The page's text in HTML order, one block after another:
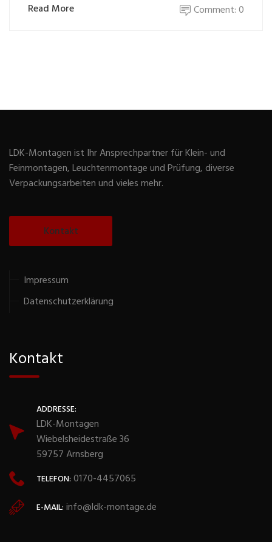
Read More Comment: 0
LDK-Montagen ist Ihr Ansprechpartner für Klein- und
Feinmontagen, Leuchtenmontage und Prüfung, diverse
Verpackungsarbeiten und vieles mehr.
Kontakt
Impressum
Datenschutzerklärung
Kontakt
ADDRESSE:
LDK-Montagen
Wiebelsheidestraße 36
59757 Arnsberg
TELEFON: 0170-4457065
E-MAIL: info@ldk-montage.de